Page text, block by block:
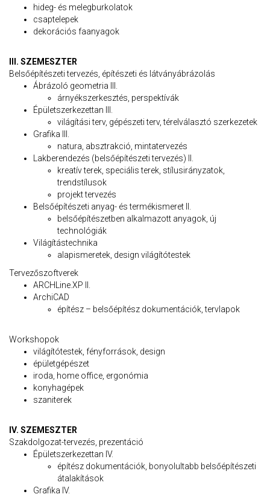
hideg- és melegburkolatok
csaptelepek
dekorációs faanyagok
III. SZEMESZTER
Belsőépítészeti tervezés, építészeti és látványábrázolás
Ábrázoló geometria III.
árnyékszerkesztés, perspektívák
Épületszerkezettan III.
világítási terv, gépészeti terv, térelválasztó szerkezetek
Grafika III.
natura, absztrakció, mintatervezés
Lakberendezés (belsőépítészeti tervezés) II.
kreatív terek, speciális terek, stílusirányzatok,
trendstílusok
projekt tervezés
Belsőépítészeti anyag- és termékismeret II.
belsőépítészetben alkalmazott anyagok, új
technológiák
Világítástechnika
alapismeretek, design világítótestek
Tervezőszoftverek
ARCHLine.XP II.
ArchiCAD
építész – belsőépítész dokumentációk, tervlapok
Workshopok
világítótestek, fényforrások, design
épületgépészet
iroda, home office, ergonómia
konyhagépek
szaniterek
IV. SZEMESZTER
Szakdolgozat-tervezés, prezentáció
Épületszerkezettan IV.
építész dokumentációk, bonyolultabb belsőépítészeti
átalakítások
Grafika IV.